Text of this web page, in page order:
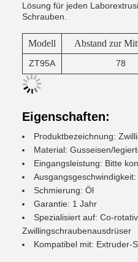
Lösung für jeden
Schrauben.
Modell Abstand zur
ZT95A 78
Eigenschaften:
Produktbezeichnung:
Material: Gusseisen/
Eingangsleistung: Bitte
Schmierung: Öl
Garantie: 1 Jahr
Spezialisiert auf: Co-
Zwillingschraubenausdrüser
Kompatibel mit: Extruder-